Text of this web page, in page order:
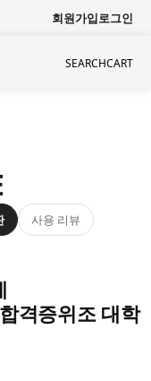
회원가입로그인
SEARCHCART
사용 리뷰
격증위조 대학